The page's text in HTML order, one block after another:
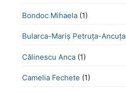
Bondoc Mihaela (1)
Bularca-Mariș Petruța-Ancuța
Călinescu Anca (1)
Camelia Fechete (1)